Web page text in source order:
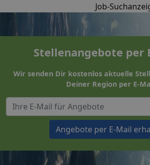
Job-
Stellenangebote per
Wir senden Dir kostenlos aktuelle
Deiner Region per E-
Angebote per E-Mail